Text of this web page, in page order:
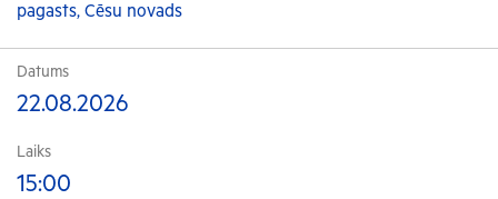
pagasts, Cēsu novads
Datums
22.08.2026
Laiks
15:00